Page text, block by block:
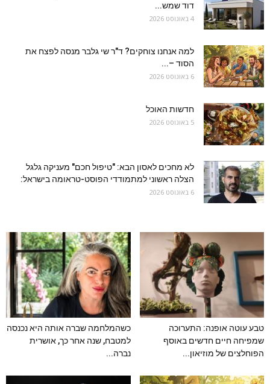
דוד שמש...
4 באוגוסט 2026
למה אנחנו צוחקים? ד"ר שי גלבר מנסה לפצח את
הסוד –...
6 באוגוסט 2026
חדשות האוכל
5 באוגוסט 2026
לא מחכים לאסון הבא: "טיפול חכם" מעניקה גלגל
הצלה ראשוני למתמודדי הפוסט-טראומה בישראל:
6 באוגוסט 2026
טבע עוטה אופנה: התערוכה
שמפיחה חיים חדשים באוסף
הפוחלצים של מוזיאון...
כשהמלחמה שברה אותה היא נכנסה
למטבח, שנה אחר כך, אושרית
נברה...